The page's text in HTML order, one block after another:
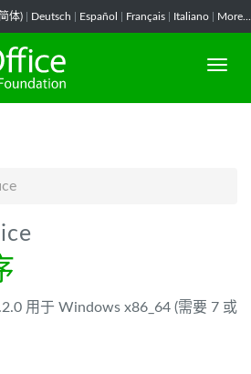
体) Deutsch Español Français Italiano More...
用于 Windows x86_64 (需要 7 或